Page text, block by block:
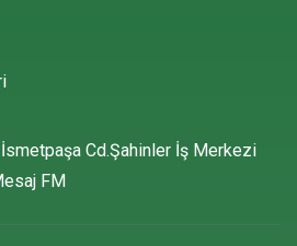
Cd.Şahinler İş Merkezi
FM